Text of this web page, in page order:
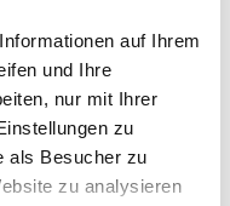
auf Ihrem
und Ihre
nur mit Ihrer
zu
als Besucher zu
zu analysieren